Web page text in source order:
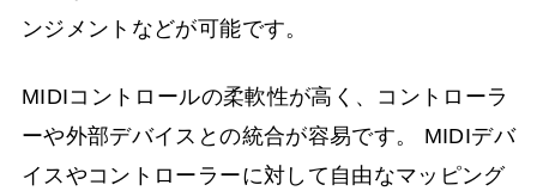
ンジメントなどが可能です。
MIDIコントロールの柔軟性が高く、コントローラ
ーや外部デバイスとの統合が容易です。 MIDIデバ
イスやコントローラーに対して自由なマッピング